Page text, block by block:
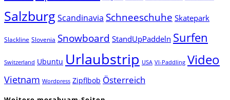
SalzburgScandinavia Schneeschuhe Skatepark
Slackline Slovenia Snowboard StandUpPaddeln Surfen
Switzerland Ubuntu Urlaubstrip USA VI-Paddling Video
Vietnam Wordpress Zipflbob Österreich